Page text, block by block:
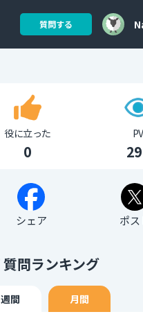
質問する
役に立った
0
PV
シェア ポス
質問ランキング
週間 月間